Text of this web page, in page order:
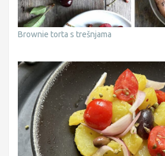
Brownie torta s trešnjama